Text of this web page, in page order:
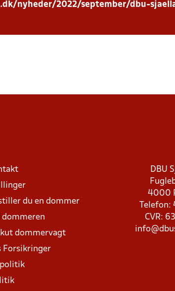
nyheder/2022/september/dbu-
du en dommer
dommeren
dommervagt
Forsikringer
DBU
4000
CVR: